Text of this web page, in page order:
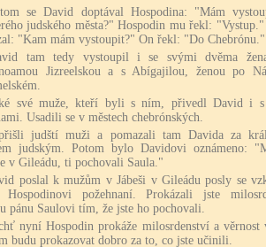
se David doptával Hospodina: "Mám
judského města?" Hospodin mu řekl:
"Kam mám vystoupit?" On řekl: "Do Chebrónu."
tam tedy vystoupil i se svými dvěma
Jizreelskou a s Abígajilou, ženou po
své muže, kteří byli s ním, přivedl David i
Usadili se v městech chebrónských.
judští muži a pomazali tam Davida za
judským. Potom bylo Davidovi oznámeno:
v Gileádu, ti pochovali Saula."
poslal k mužům v Jábeši v Gileádu posly se
Hospodinovi požehnaní. Prokázali jste
pánu Saulovi tím, že jste ho pochovali.
nyní Hospodin prokáže milosrdenství a věrnost
budu prokazovat dobro za to, co jste učinili.